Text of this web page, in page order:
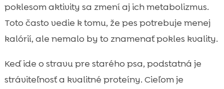
poklesom aktivity sa zmení aj ich metabolizmus.
Toto často vedie k tomu, že pes potrebuje menej
kalórií, ale nemalo by to znamenať pokles kvality.
Keď ide o stravu pre starého psa, podstatná je
stráviteľnosť a kvalitné proteíny. Cieľom je